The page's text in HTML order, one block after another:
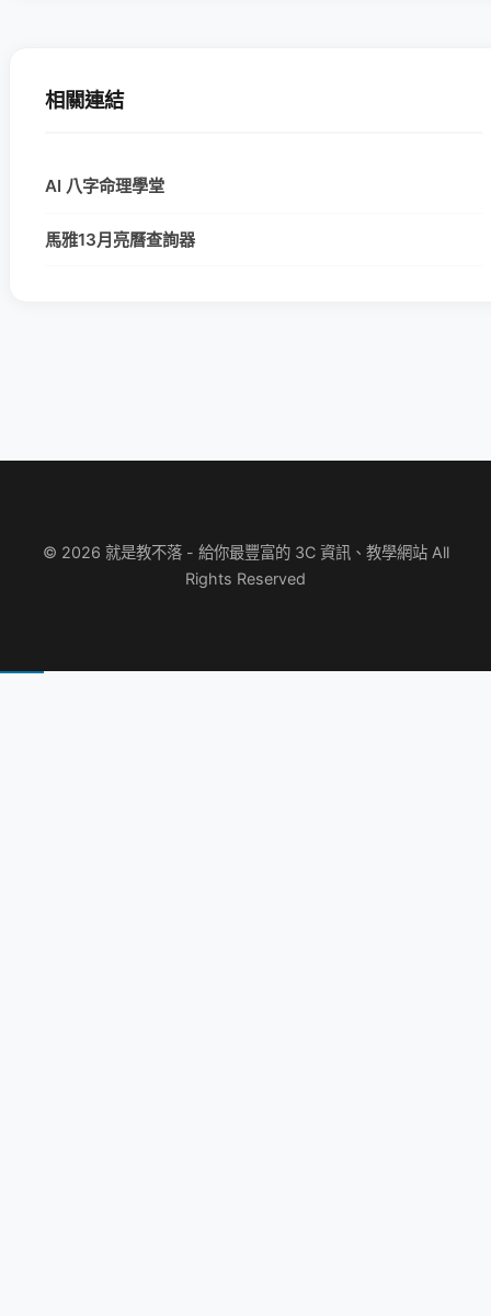
相關連結
AI 八字命理學堂
馬雅13月亮曆查詢器
© 2026 就是教不落 - 給你最豐富的 3C 資訊、教學網站 All
Rights Reserved